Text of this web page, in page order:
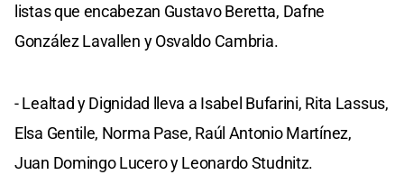
listas que encabezan Gustavo Beretta, Dafne
González Lavallen y Osvaldo Cambria.
- Lealtad y Dignidad lleva a Isabel Bufarini, Rita Lassus,
Elsa Gentile, Norma Pase, Raúl Antonio Martínez,
Juan Domingo Lucero y Leonardo Studnitz.